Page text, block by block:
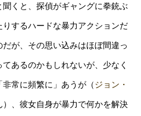
くと、探偵がギャングに拳銃ぶ
するハードな暴力アクションだ
が、その思い込みはほぼ間違っ
あるのかもしれないが、少なく
常に頻繁に」あうが（ジョン・
）、彼女自身が暴力で何かを解決